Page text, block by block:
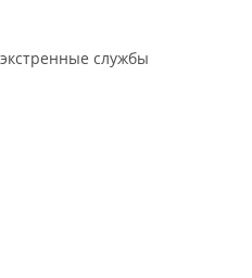
службы